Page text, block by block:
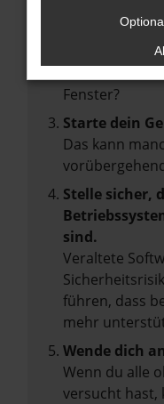
können das
verhindern.
Fenster?
Starte dein
Das kann
Stelle sicher,
sind.
Veraltete
führen, dass
mehr
Wende dich
Wenn du alle
versucht hast,